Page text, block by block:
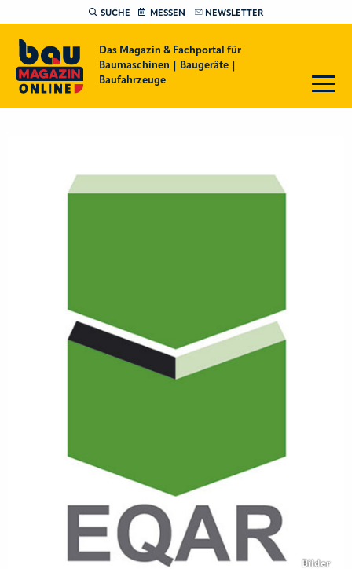
SUCHE MESSEN NEWSLETTER
Das Magazin & Fachportal für
Baumaschinen | Baugeräte |
Baufahrzeuge
Bilder